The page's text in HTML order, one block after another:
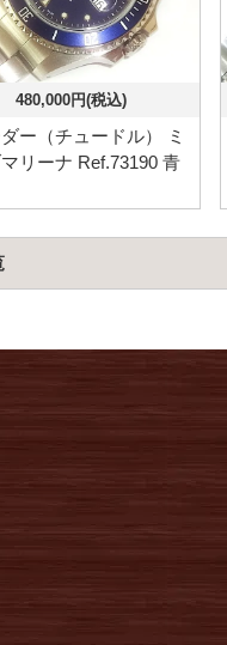
480,000円(税込)
ー（チュードル） ミ
リーナ Ref.73190 青